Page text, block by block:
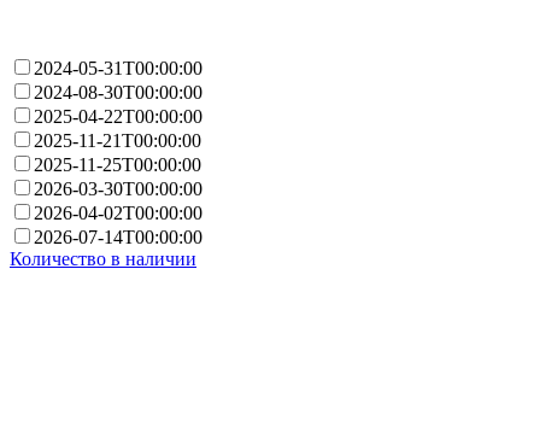
2024-05-31T00:00:00
2024-08-30T00:00:00
2025-04-22T00:00:00
2025-11-21T00:00:00
2025-11-25T00:00:00
2026-03-30T00:00:00
2026-04-02T00:00:00
2026-07-14T00:00:00
Количество в наличии